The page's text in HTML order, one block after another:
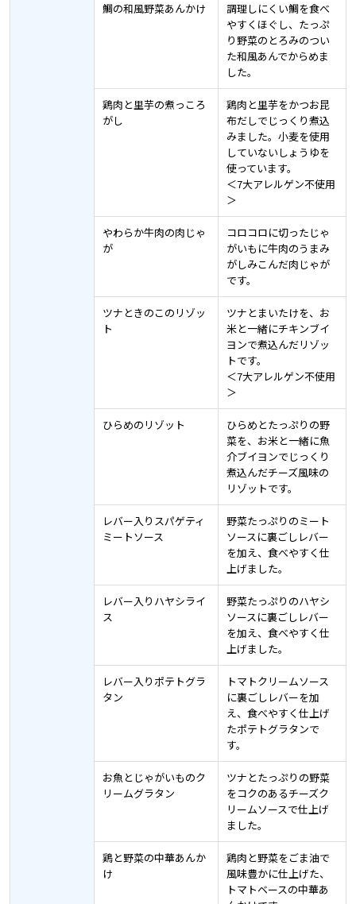
鯛の和風野菜あんかけ
調理しにくい鯛を食べ
やすくほぐし、たっぷ
り野菜のとろみのつい
た和風あんでからめま
した。
鶏肉と里芋の煮っころ
がし
鶏肉と里芋をかつお昆
布だしでじっくり煮込
みました。小麦を使用
していないしょうゆを
使っています。
＜7大アレルゲン不使用
＞
やわらか牛肉の肉じゃ
が
コロコロに切ったじゃ
がいもに牛肉のうまみ
がしみこんだ肉じゃが
です。
ツナときのこのリゾッ
ト
ツナとまいたけを、お
米と一緒にチキンブイ
ヨンで煮込んだリゾッ
トです。
＜7大アレルゲン不使用
＞
ひらめのリゾット
ひらめとたっぷりの野
菜を、お米と一緒に魚
介ブイヨンでじっくり
煮込んだチーズ風味の
リゾットです。
レバー入りスパゲティ
ミートソース
野菜たっぷりのミート
ソースに裏ごしレバー
を加え、食べやすく仕
上げました。
レバー入りハヤシライ
ス
野菜たっぷりのハヤシ
ソースに裏ごしレバー
を加え、食べやすく仕
上げました。
レバー入りポテトグラ
タン
トマトクリームソース
に裏ごしレバーを加
え、食べやすく仕上げ
たポテトグラタンで
す。
お魚とじゃがいものク
リームグラタン
ツナとたっぷりの野菜
をコクのあるチーズク
リームソースで仕上げ
ました。
鶏と野菜の中華あんか
け
鶏肉と野菜をごま油で
風味豊かに仕上げた、
トマトベースの中華あ